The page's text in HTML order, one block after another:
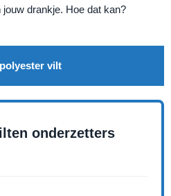
drankje. Hoe dat kan?
vilt
onderzetters